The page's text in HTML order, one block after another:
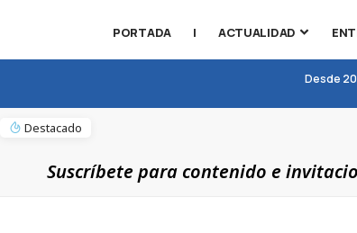
PORTADA | ACTUALIDAD
Desde
Destacado
Suscríbete para contenido e